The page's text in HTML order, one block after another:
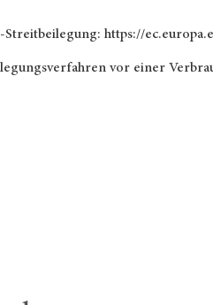
https://
vor einer